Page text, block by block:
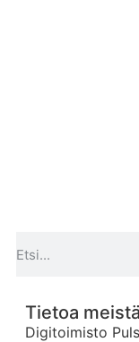
Tietoa meistä
Digitoimisto